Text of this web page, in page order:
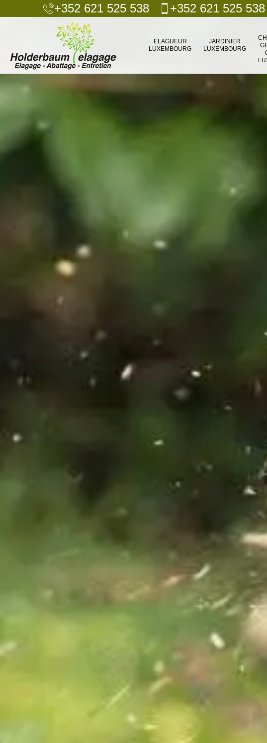
+352 621 525 538 +352 621 525 538
ELAGUEUR
LUXEMBOURG
JARDINIER
LUXEMBOURG